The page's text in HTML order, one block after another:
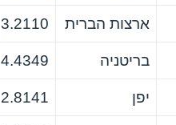
ארצות הברית 3.2110
בריטניה 4.4349
יפן 2.8141